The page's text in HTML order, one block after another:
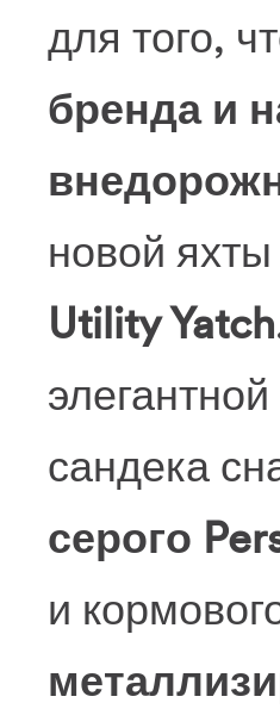
для того,
бренда и
новой яхты
Utility Yatch
сандека
серого
и